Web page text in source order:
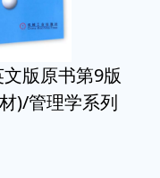
版原书第9版
)/管理学系列